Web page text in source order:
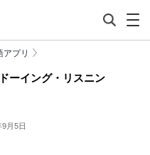
アプリ
ーイング・リスニン
月5日